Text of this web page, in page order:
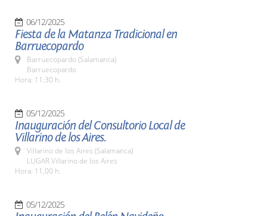
06/12/2025
Fiesta de la Matanza Tradicional en
Barruecopardo
Barruecopardo (Salamanca)
Barruecopardo
Hora: 11:30 h.
05/12/2025
Inauguración del Consultorio Local de
Villarino de los Aires.
Villarino de los Aires (Salamanca)
LUGAR Villarino de los Aires
Hora: 11,00 h.
05/12/2025